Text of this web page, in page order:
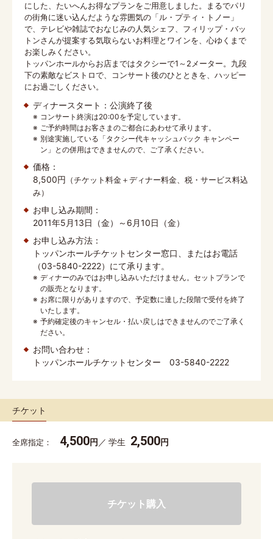
にした、たいへんお得なプランをご用意しました。まるでパリ
の街角に迷い込んだような雰囲気の「ル・プティ・トノー」
で、テレビや雑誌でおなじみの人気シェフ、フィリップ・バッ
トンさんが提案する気取らないお料理とワインを、心ゆくまで
お楽しみください。
トッパンホールからお店まではタクシーで1～2メーター。九段
下の素敵なビストロで、コンサート後のひとときを、ハッピー
にお過ごしください。
ディナースタート：公演終了後
コンサート終演は20:00を予定しています。
ご予約時間はお客さまのご都合にあわせて承ります。
別途実施している「タクシー代キャッシュバック キャンペー
ン」との併用はできませんので、ご了承ください。
価格：
8,500円 （チケット料金＋ディナー料金、税・サービス料込
み）
お申し込み期間：
2011年5月13日（金）～6月10日（金）
お申し込み方法：
トッパンホールチケットセンター窓口、またはお電話
（03-5840-2222）にて承ります。
ディナーのみではお申し込みいただけません。セットプランで
の販売となります。
お席に限りがありますので、予定数に達した段階で受付を終了
いたします。
予約確定後のキャンセル・払い戻しはできませんのでご了承く
ださい。
お問い合わせ：
トッパンホールチケットセンター 03-5840-2222
チケット
全席指定 4,500円 学生 2,500円
チケット購入